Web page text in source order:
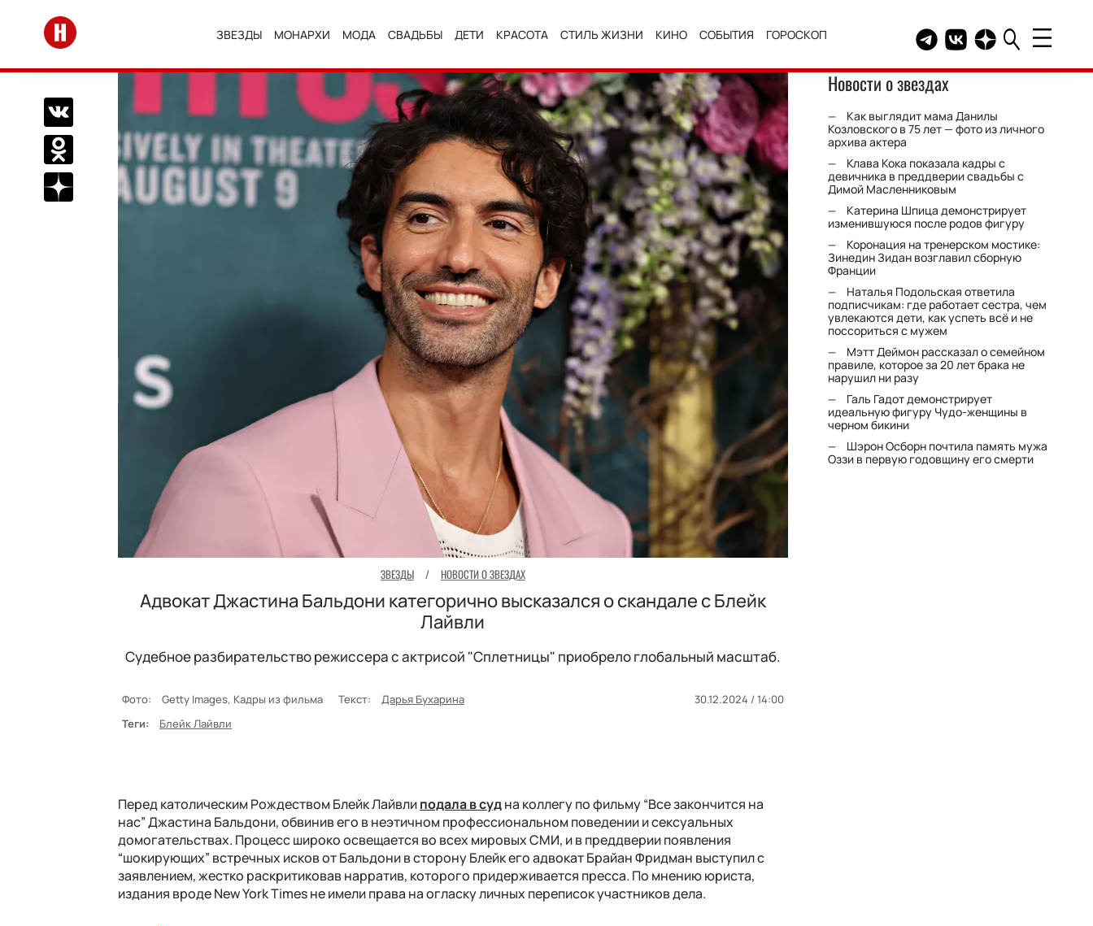
Перейти на главную
ЗВЕЗДЫ МОНАРХИ МОДА СВАДЬБЫ ДЕТИ КРАСОТА СТИЛЬ ЖИЗНИ КИНО СОБЫТИЯ ГОРОСКОП Telegram канал HELLO
Группа HELLO
Канал HELLO в
Поделиться Вконтакте
Поделиться в Одноклассниках
Подписаться на нас в Дзен
ЗВЕЗДЫ / НОВОСТИ О ЗВЕЗДАХ
Адвокат Джастина Бальдони категорично высказался о скандале с Блейк
Лайвли
Судебное разбирательство режиссера с актрисой "Сплетницы" приобрело глобальный масштаб.
Фото: Getty Images, Кадры из фильма Текст: Дарья Бухарина
30.12.2024 / 14:00
Теги:
Блейк Лайвли
Перед католическим Рождеством Блейк Лайвлиподала в судна коллегу по фильму “Все закончится на
нас” Джастина Бальдони, обвинив его в неэтичном профессиональном поведении и сексуальных
домогательствах. Процесс широко освещается во всех мировых СМИ, и в преддверии появления
“шокирующих” встречных исков от Бальдони в сторону Блейк его адвокат Брайан Фридман выступил с
заявлением, жестко раскритиковав нарратив, которого придерживается пресса. По мнению юриста,
издания вроде New York Times не имели права на огласку личных переписок участников дела.
Новости о звездах
Как выглядит мама Данилы
Козловского в 75 лет — фото из личного
архива актера
Клава Кока показала кадры с
девичника в преддверии свадьбы с
Димой Масленниковым
Катерина Шпица демонстрирует
изменившуюся после родов фигуру
Коронация на тренерском мостике:
Зинедин Зидан возглавил сборную
Франции
Наталья Подольская ответила
подписчикам: где работает сестра, чем
увлекаются дети, как успеть всё и не
поссориться с мужем
Мэтт Деймон рассказал о семейном
правиле, которое за 20 лет брака не
нарушил ни разу
Галь Гадот демонстрирует
идеальную фигуру Чудо-женщины в
черном бикини
Шэрон Осборн почтила память мужа
Оззи в первую годовщину его смерти